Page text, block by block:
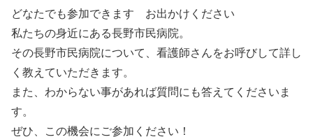
どなたでも参加できます お出かけください
私たちの身近にある長野市民病院。
その長野市民病院について、看護師さんをお呼びして詳し
く教えていただきます。
また、わからない事があれば質問にも答えてくださいま
す。
ぜひ、この機会にご参加ください！